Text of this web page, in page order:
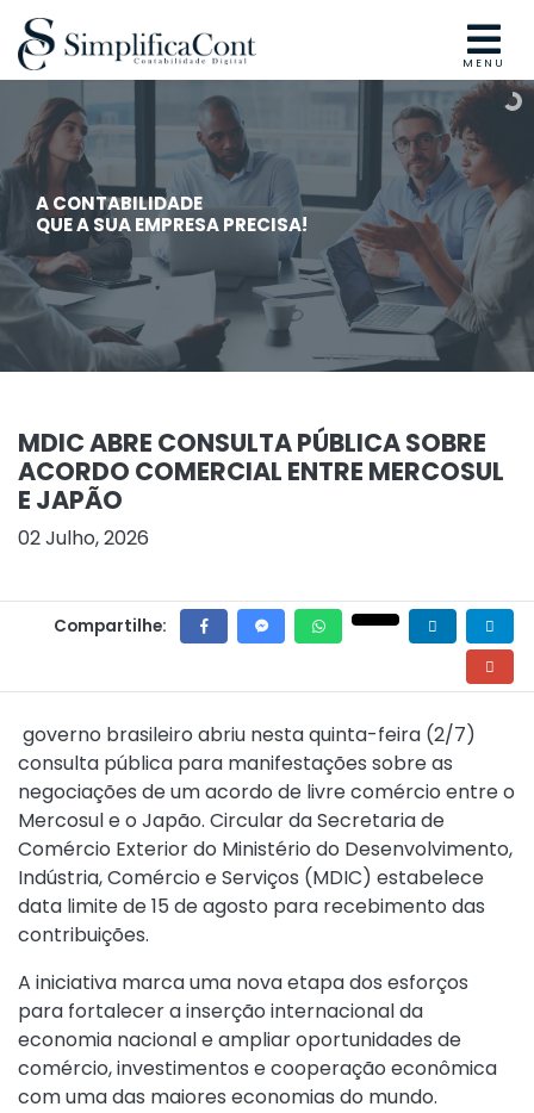
MENU
A CONTABILIDADE
QUE A SUA EMPRESA PRECISA!
MDIC ABRE CONSULTA PÚBLICA SOBRE
ACORDO COMERCIAL ENTRE MERCOSUL
E JAPÃO
02 Julho, 2026
Compartilhe:
governo brasileiro abriu nesta quinta-feira (2/7)
consulta pública para manifestações sobre as
negociações de um acordo de livre comércio entre o
Mercosul e o Japão. Circular da Secretaria de
Comércio Exterior do Ministério do Desenvolvimento,
Indústria, Comércio e Serviços (MDIC) estabelece
data limite de 15 de agosto para recebimento das
contribuições.
A iniciativa marca uma nova etapa dos esforços
para fortalecer a inserção internacional da
economia nacional e ampliar oportunidades de
comércio, investimentos e cooperação econômica
com uma das maiores economias do mundo.